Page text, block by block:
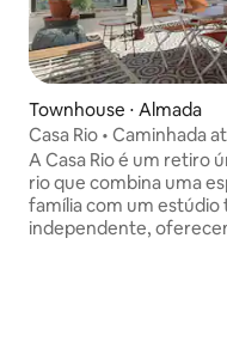
Townhouse ⋅ Almada
Casa Rio • Caminhada
Lisboa •
A Casa Rio é um retiro
rio que combina uma
família com um
independente,